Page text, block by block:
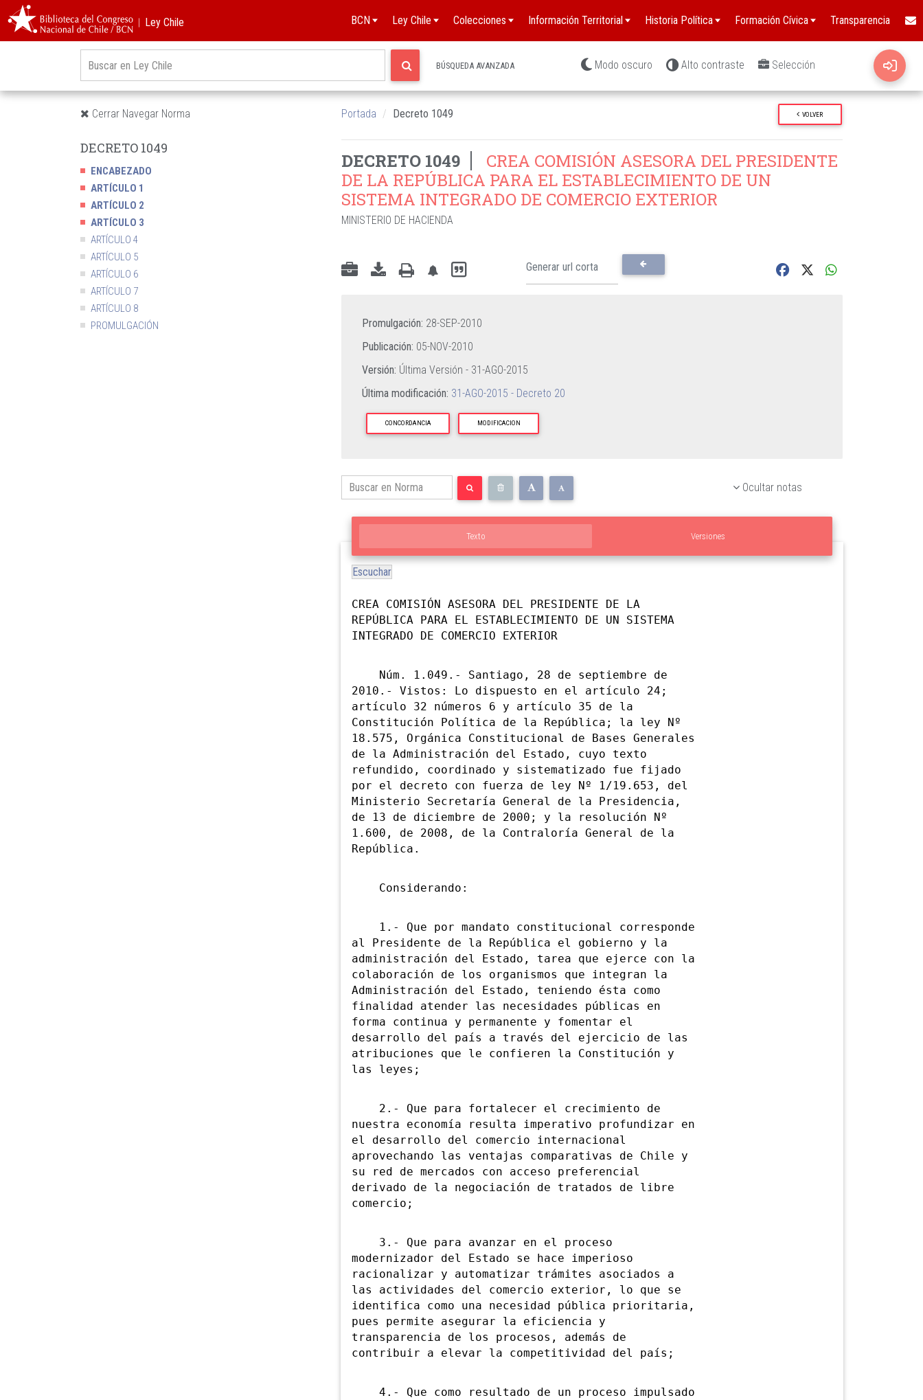
︱Ley Chile BCN Ley Chile Colecciones Información Territorial Historia Política Formación Cívica Transparencia
BÚSQUEDA AVANZADA Modo oscuro Alto contraste Selección
Cerrar Navegar Norma Portada Decreto 1049 VOLVER
DECRETO 1049
ENCABEZADO
ARTÍCULO 1
ARTÍCULO 2
ARTÍCULO 3
ARTÍCULO 4
ARTÍCULO 5
ARTÍCULO 6
ARTÍCULO 7
ARTÍCULO 8
PROMULGACIÓN
DECRETO 1049
CREA COMISIÓN ASESORA DEL PRESIDENTE
DE LA REPÚBLICA PARA EL ESTABLECIMIENTO DE UN
SISTEMA INTEGRADO DE COMERCIO EXTERIOR
MINISTERIO DE HACIENDA
Promulgación: 28-SEP-2010
Publicación: 05-NOV-2010
Versión: Última Versión - 31-AGO-2015
Última modificación: 31-AGO-2015 - Decreto 20
CONCORDANCIA MODIFICACION
Ocultar notas
Texto Versiones
Escuchar
CREA COMISIÓN ASESORA DEL PRESIDENTE DE LA
REPÚBLICA PARA EL ESTABLECIMIENTO DE UN SISTEMA
INTEGRADO DE COMERCIO EXTERIOR
Núm. 1.049.- Santiago, 28 de septiembre de
2010.- Vistos: Lo dispuesto en el artículo 24;
artículo 32 números 6 y artículo 35 de la
Constitución Política de la República; la ley Nº
18.575, Orgánica Constitucional de Bases Generales
de la Administración del Estado, cuyo texto
refundido, coordinado y sistematizado fue fijado
por el decreto con fuerza de ley Nº 1/19.653, del
Ministerio Secretaría General de la Presidencia,
de 13 de diciembre de 2000; y la resolución Nº
1.600, de 2008, de la Contraloría General de la
República.
Considerando:
1.- Que por mandato constitucional corresponde
al Presidente de la República el gobierno y la
administración del Estado, tarea que ejerce con la
colaboración de los organismos que integran la
Administración del Estado, teniendo ésta como
finalidad atender las necesidades públicas en
forma continua y permanente y fomentar el
desarrollo del país a través del ejercicio de las
atribuciones que le confieren la Constitución y
las leyes;
2.- Que para fortalecer el crecimiento de
nuestra economía resulta imperativo profundizar en
el desarrollo del comercio internacional
aprovechando las ventajas comparativas de Chile y
su red de mercados con acceso preferencial
derivado de la negociación de tratados de libre
comercio;
3.- Que para avanzar en el proceso
modernizador del Estado se hace imperioso
racionalizar y automatizar trámites asociados a
las actividades del comercio exterior, lo que se
identifica como una necesidad pública prioritaria,
pues permite asegurar la eficiencia y
transparencia de los procesos, además de
contribuir a elevar la competitividad del país;
4.- Que como resultado de un proceso impulsado